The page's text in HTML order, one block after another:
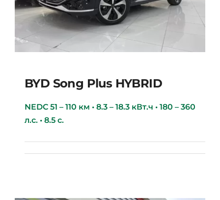
BYD Song Plus HYBRID
BYD Song Plus HYBRID
NEDC 51 – 110 км • 8.3 – 18.3 кВт.ч • 180 – 360
л.с. • 8.5 с.